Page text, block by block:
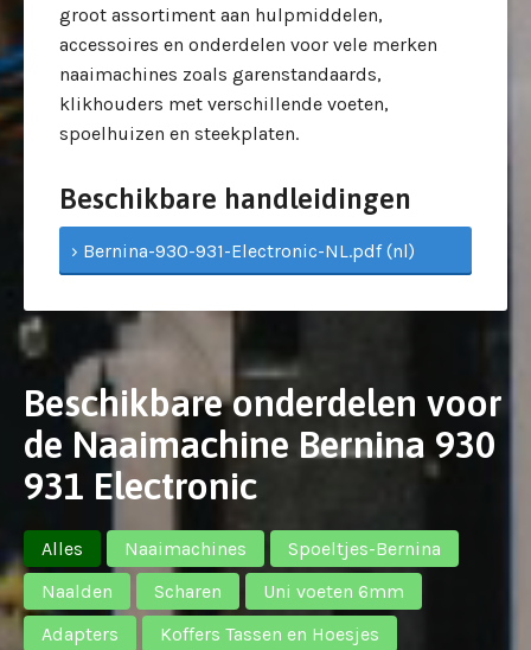
groot assortiment aan hulpmiddelen,
accessoires en onderdelen voor vele merken
naaimachines zoals garenstandaards,
klikhouders met verschillende voeten,
spoelhuizen en steekplaten.
Beschikbare handleidingen
› Bernina-930-931-Electronic-NL.pdf (nl)
Beschikbare onderdelen voor
de Naaimachine Bernina 930
931 Electronic
Alles Naaimachines
Spoeltjes-Bernina
Naalden
Scharen
Uni voeten 6mm
Adapters
Koffers Tassen en Hoesjes